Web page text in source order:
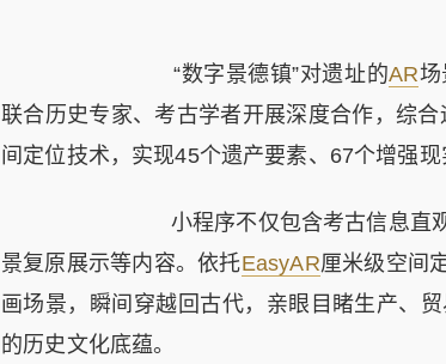
“数字景德镇”对遗址的AR场
联合历史专家、考古学者开展深度合作，综
间定位技术，实现45个遗产要素、67个增强现
小程序不仅包含考古信息直观
景复原展示等内容。依托EasyAR厘米级空间
画场景，瞬间穿越回古代，亲眼目睹生产、
的历史文化底蕴。